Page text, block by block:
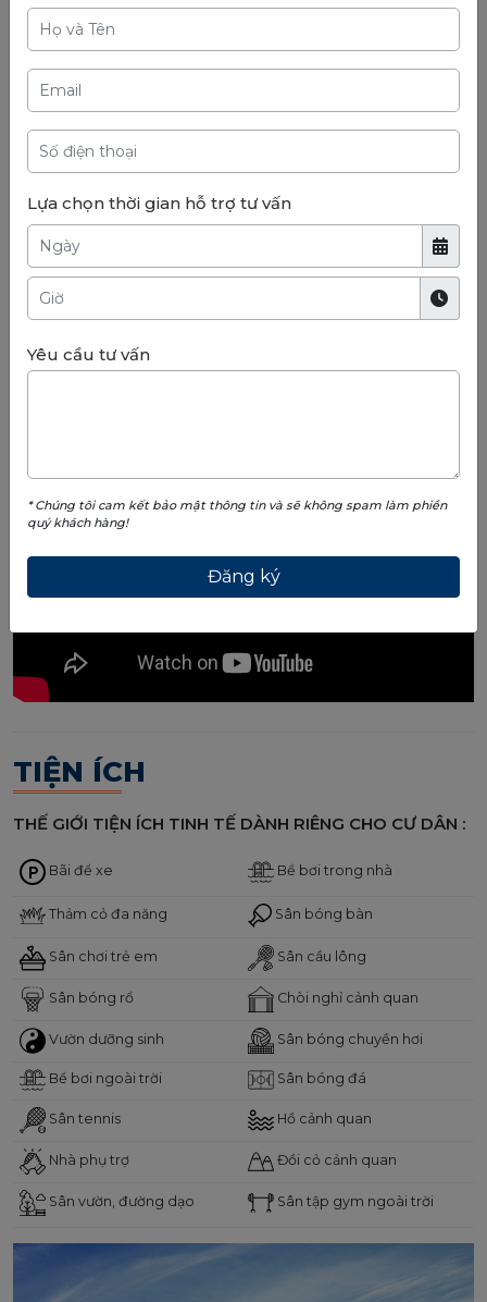
TIỆN ÍCH
THẾ GIỚI TIỆN ÍCH TINH TẾ DÀNH RIÊNG CHO CƯ DÂN :
Bãi để xe Bể bơi trong nhà
Thảm cỏ đa năng Sân bóng bàn
Sân chơi trẻ em Sân cầu lông
Sân bóng rổ Chòi nghỉ cảnh quan
Vườn dưỡng sinh Sân bóng chuyền hơi
Bể bơi ngoài trời Sân bóng đá
Sân tennis Hồ cảnh quan
Nhà phụ trợ Đồi cỏ cảnh quan
Sân vườn, đường dạo Sân tập gym ngoài trời
Lựa chọn thời gian hỗ trợ tư vấn
Yêu cầu tư vấn
* Chúng tôi cam kết bảo mật thông tin và sẽ không spam làm phiền
quý khách hàng!